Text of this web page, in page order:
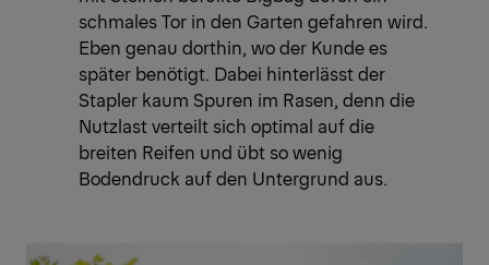
schmales Tor in den Garten gefahren wird.
Eben genau dorthin, wo der Kunde es
später benötigt. Dabei hinterlässt der
Stapler kaum Spuren im Rasen, denn die
Nutzlast verteilt sich optimal auf die
breiten Reifen und übt so wenig
Bodendruck auf den Untergrund aus.